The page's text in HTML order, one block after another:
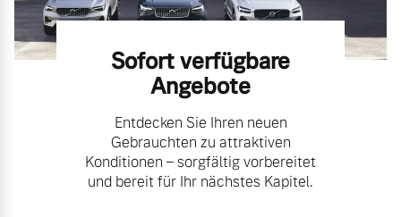
Sofort verfügbare
Angebote
Entdecken Sie Ihren neuen
Gebrauchten zu attraktiven
Konditionen – sorgfältig vorbereitet
und bereit für Ihr nächstes Kapitel.